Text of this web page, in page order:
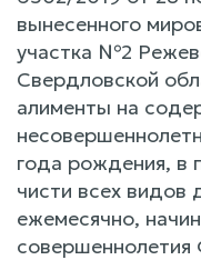
вынесенного
участка №2
Свердловской
алименты на
года рождения, в
чисти всех видов
ежемесячно,